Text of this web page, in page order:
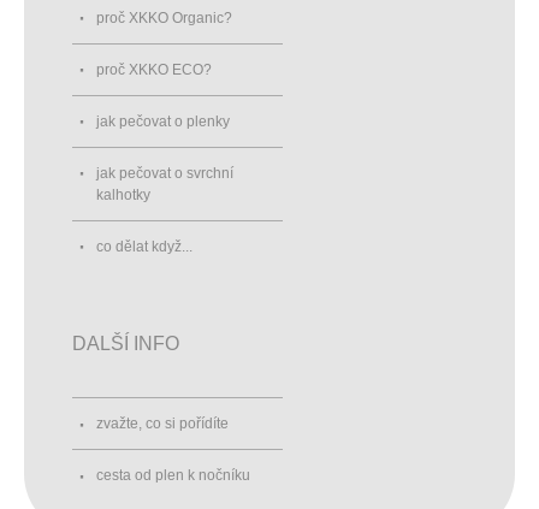
proč XKKO Organic?
proč XKKO ECO?
jak pečovat o plenky
jak pečovat o svrchní
kalhotky
co dělat když...
DALŠÍ INFO
zvažte, co si pořídíte
cesta od plen k nočníku